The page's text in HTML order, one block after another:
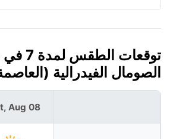
توقعات
الصومال الفيدرالية
Aug 08